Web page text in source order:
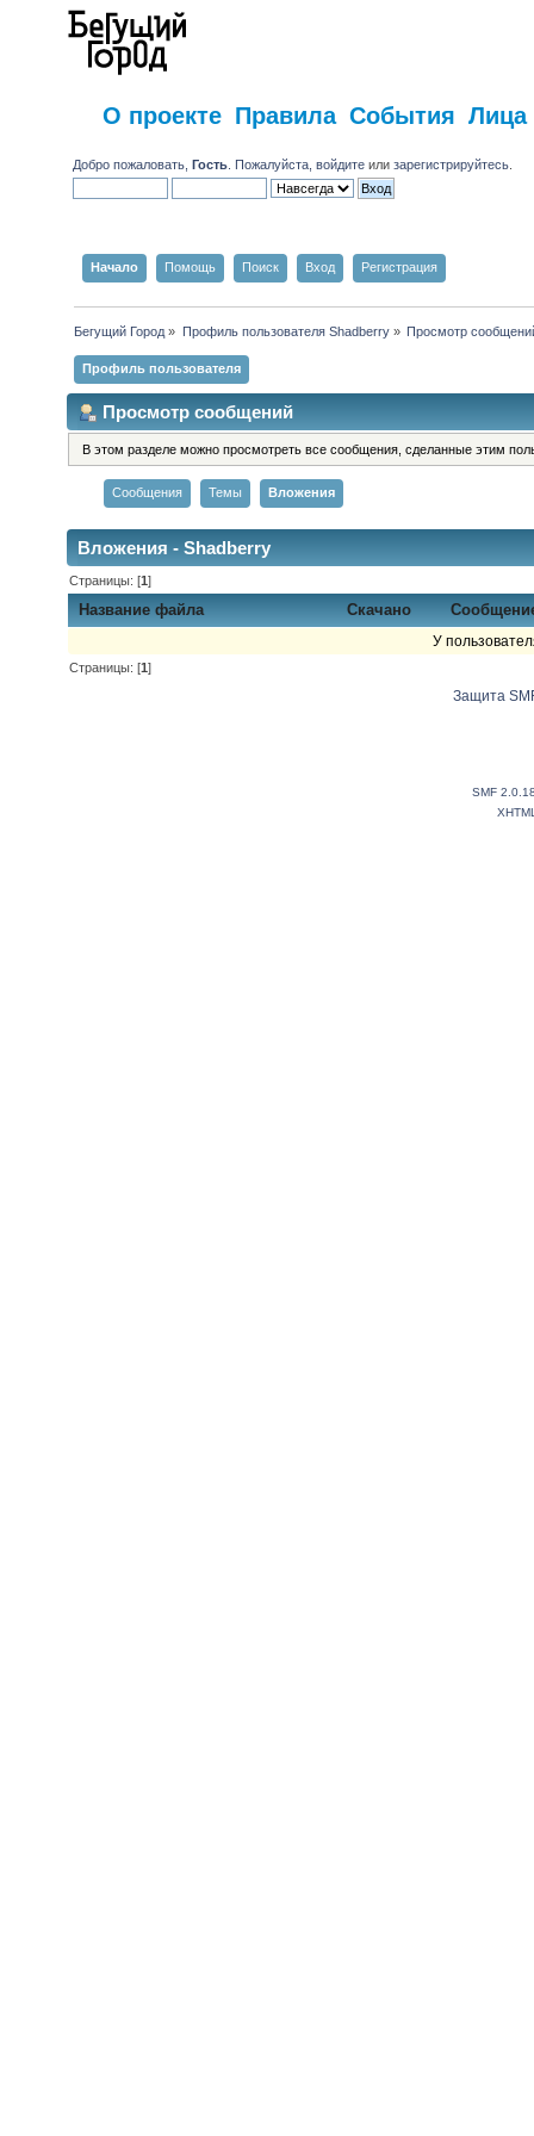
О проекте Правила События Лица
Добро пожаловать,Гость . Пожалуйста,войдите илизарегистрируйтесь
Начало Помощь Поиск Вход Регистрация
Бегущий Город » Профиль пользователя Shadberry» Просмотр
Профиль пользователя
Просмотр сообщений
В этом разделе можно просмотреть все сообщения, сделанные этим
Сообщения Темы Вложения
Вложения - Shadberry
Страницы: [1]
Название файла Скачано
У
Страницы: [1]
Защита
SMF